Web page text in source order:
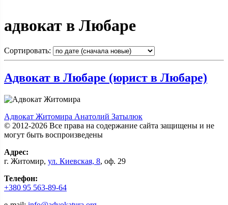
адвокат в Любаре
Сортировать:
Адвокат в Любаре (юрист в Любаре)
Адвокат Житомира Анатолий Затылюк
© 2012-2026 Все права на содержание сайта защищены и не
могут быть воспроизведены
Адрес:
г. Житомир, ул. Киевcкая, 8, оф. 29
Телефон:
+380 95 563-89-64